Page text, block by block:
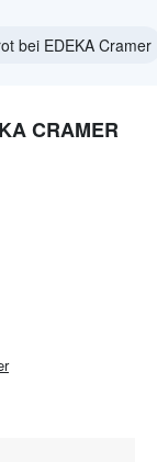
bei EDEKA Cramer
CRAMER